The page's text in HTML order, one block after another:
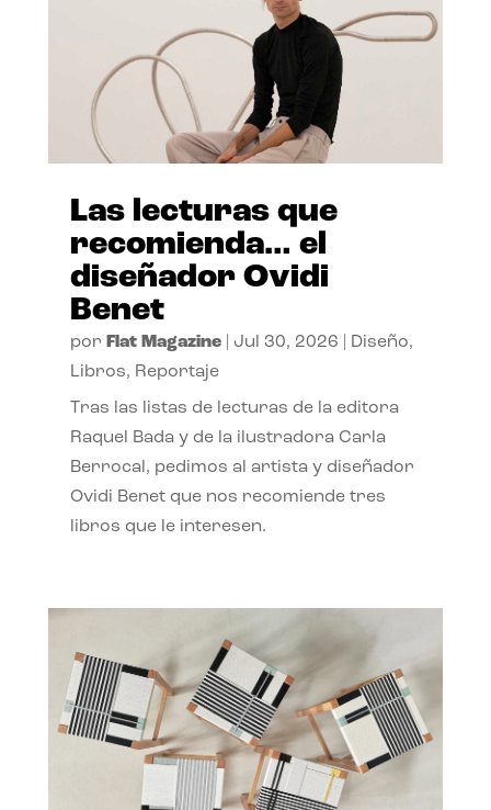
Las lecturas que
recomienda… el
diseñador Ovidi
Benet
por Flat Magazine| Jul 30, 2026 Diseño,
Libros, Reportaje
Tras las listas de lecturas de la editora
Raquel Bada y de la ilustradora Carla
Berrocal, pedimos al artista y diseñador
Ovidi Benet que nos recomiende tres
libros que le interesen.